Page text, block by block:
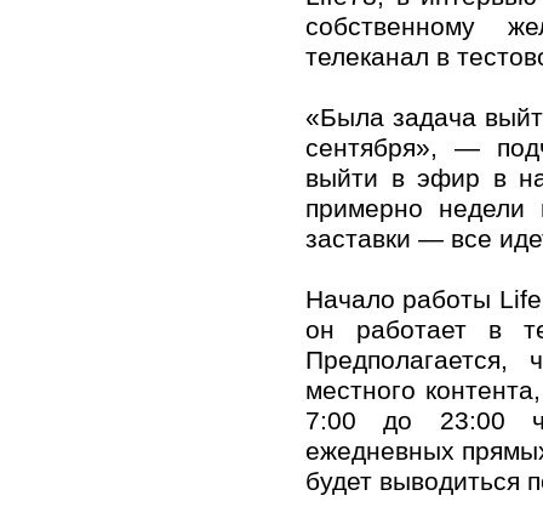
собственному
телеканал в
«Была задача
сентября», —
выйти в эфир в
примерно
заставки — все
Начало работы
он работает в
местного
7:00 до 23:00
ежедневных
будет выводиться